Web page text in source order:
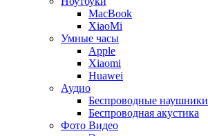
MacBook
XiaoMi
Умные часы
Apple
Xiaomi
Huawei
Аудио
Беспроводные наушники
Беспроводная акустика
Фото Видео